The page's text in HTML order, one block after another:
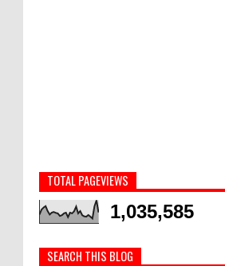
TOTAL PAGEVIEWS
1,035,585
SEARCH THIS BLOG